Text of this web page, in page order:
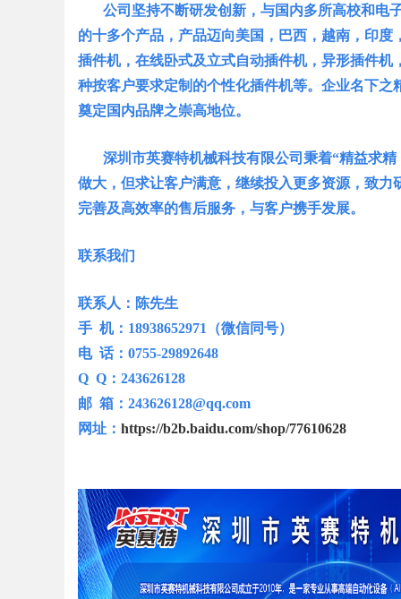
!
Bo
公司坚持不断研发创新，与国内多所高校和电
的十多个产品，产品迈向美国，巴西，越南，印
插件机，在线卧式及立式自动插件机，异形插件
种按客户要求定制的个性化插件机等。企业名下
奠定国内品牌之崇高地位。
深圳市英赛特机械科技有限公司秉着“精益求精
做大，但求让客户满意，继续投入更多资源，致
完善及高效率的售后服务，与客户携手发展。
联系我们
联系人：陈先生
手 机：18938652971（微信同号）
电 话：0755-29892648
Q Q：243626128
邮 箱：243626128@qq.com
网址： https://b2b.baidu.com/shop/77610628